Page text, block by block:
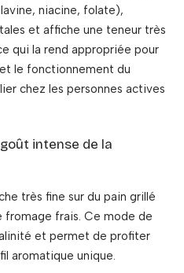
niacine, folate),
et affiche une teneur très
qui la rend appropriée pour
le fonctionnement du
chez les personnes actives
intense de la
très fine sur du pain grillé
fromage frais. Ce mode de
et permet de profiter
aromatique unique.